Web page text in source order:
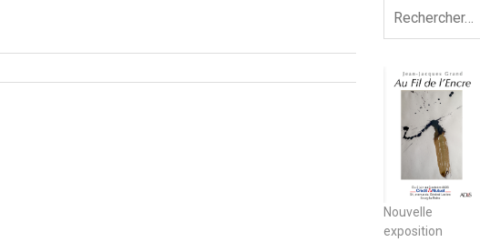
Nouvelle
exposition